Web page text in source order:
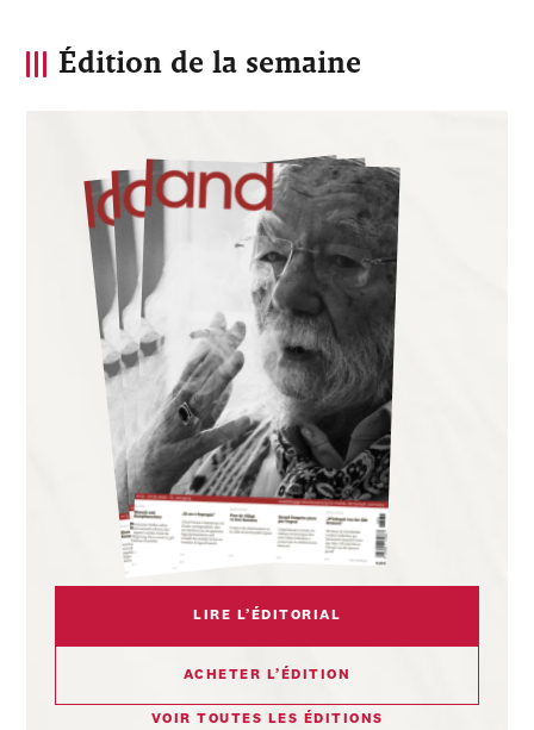
Édition de la semaine
LIRE L’ÉDITORIAL
ACHETER L’ÉDITION
VOIR TOUTES LES ÉDITIONS